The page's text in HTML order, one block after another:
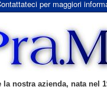
per maggiori
la nostra azienda, nata nel